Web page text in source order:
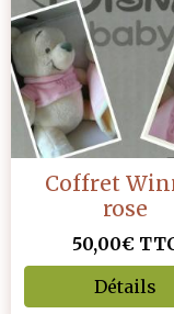
Coffret
rose
50,00€
Détails